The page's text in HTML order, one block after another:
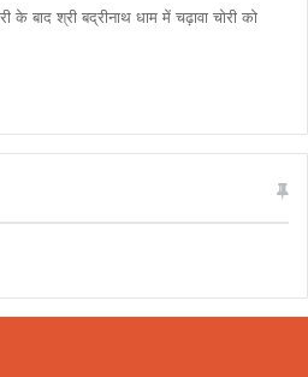
के बाद श्री बद्रीनाथ धाम में चढ़ावा चोरी को